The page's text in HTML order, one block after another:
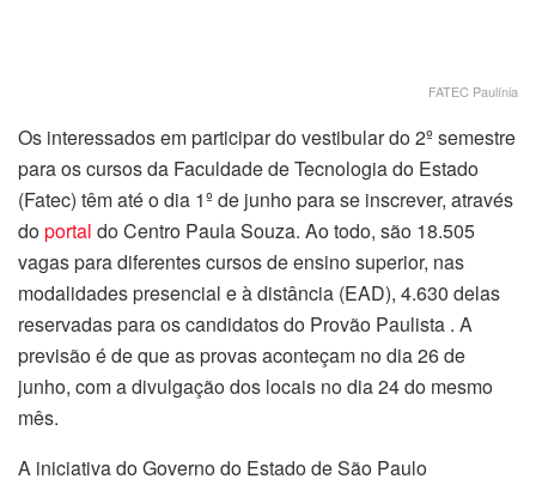
FATEC Paulínia
Os interessados em participar do vestibular do 2º semestre
para os cursos da Faculdade de Tecnologia do Estado
(Fatec) têm até o dia 1º de junho para se inscrever, através
doportal do Centro Paula Souza. Ao todo, são 18.505
vagas para diferentes cursos de ensino superior, nas
modalidades presencial e à distância (EAD), ⁠4.630 delas
reservadas para os candidatos do Provão Paulista . A
previsão é de que as provas aconteçam no dia 26 de
junho, com a divulgação dos locais no dia 24 do mesmo
mês.
A iniciativa do Governo do Estado de São Paulo